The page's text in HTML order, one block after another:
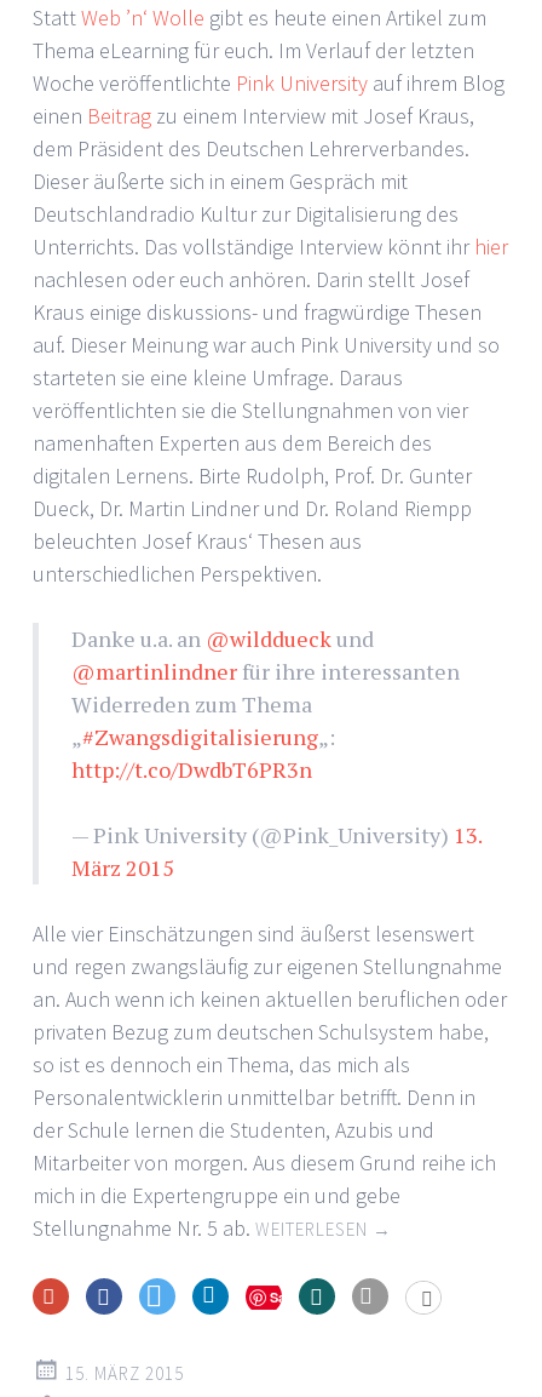
StattWeb ’n‘ Wolle gibt es heute einen Artikel zum
Thema eLearning für euch. Im Verlauf der letzten
Woche veröffentlichte Pink University auf ihrem Blog
einen Beitrag zu einem Interview mit Josef Kraus,
dem Präsident des Deutschen Lehrerverbandes.
Dieser äußerte sich in einem Gespräch mit
Deutschlandradio Kultur zur Digitalisierung des
Unterrichts. Das vollständige Interview könnt ihr hier
nachlesen oder euch anhören. Darin stellt Josef
Kraus einige diskussions- und fragwürdige Thesen
auf. Dieser Meinung war auch Pink University und so
starteten sie eine kleine Umfrage. Daraus
veröffentlichten sie die Stellungnahmen von vier
namenhaften Experten aus dem Bereich des
digitalen Lernens. Birte Rudolph, Prof. Dr. Gunter
Dueck, Dr. Martin Lindner und Dr. Roland Riempp
beleuchten Josef Kraus‘ Thesen aus
unterschiedlichen Perspektiven.
Danke u.a. an @wilddueckund
@martinlindner für ihre interessanten
Widerreden zum Thema
„#Zwangsdigitalisierung„:
http://t.co/DwdbT6PR3n
— Pink University (@Pink_University) 13.
März 2015
Alle vier Einschätzungen sind äußerst lesenswert
und regen zwangsläufig zur eigenen Stellungnahme
an. Auch wenn ich keinen aktuellen beruflichen oder
privaten Bezug zum deutschen Schulsystem habe,
so ist es dennoch ein Thema, das mich als
Personalentwicklerin unmittelbar betrifft. Denn in
der Schule lernen die Studenten, Azubis und
Mitarbeiter von morgen. Aus diesem Grund reihe ich
mich in die Expertengruppe ein und gebe
Stellungnahme Nr. 5 ab. WEITERLESEN →
Save
15. MÄRZ 2015